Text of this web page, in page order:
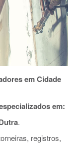
em Cidade
em:
.
registros,